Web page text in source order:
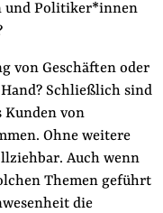
Politiker*innen
von Geschäften oder
Schließlich sind
Kunden von
Ohne weitere
Auch wenn
Themen geführt
die